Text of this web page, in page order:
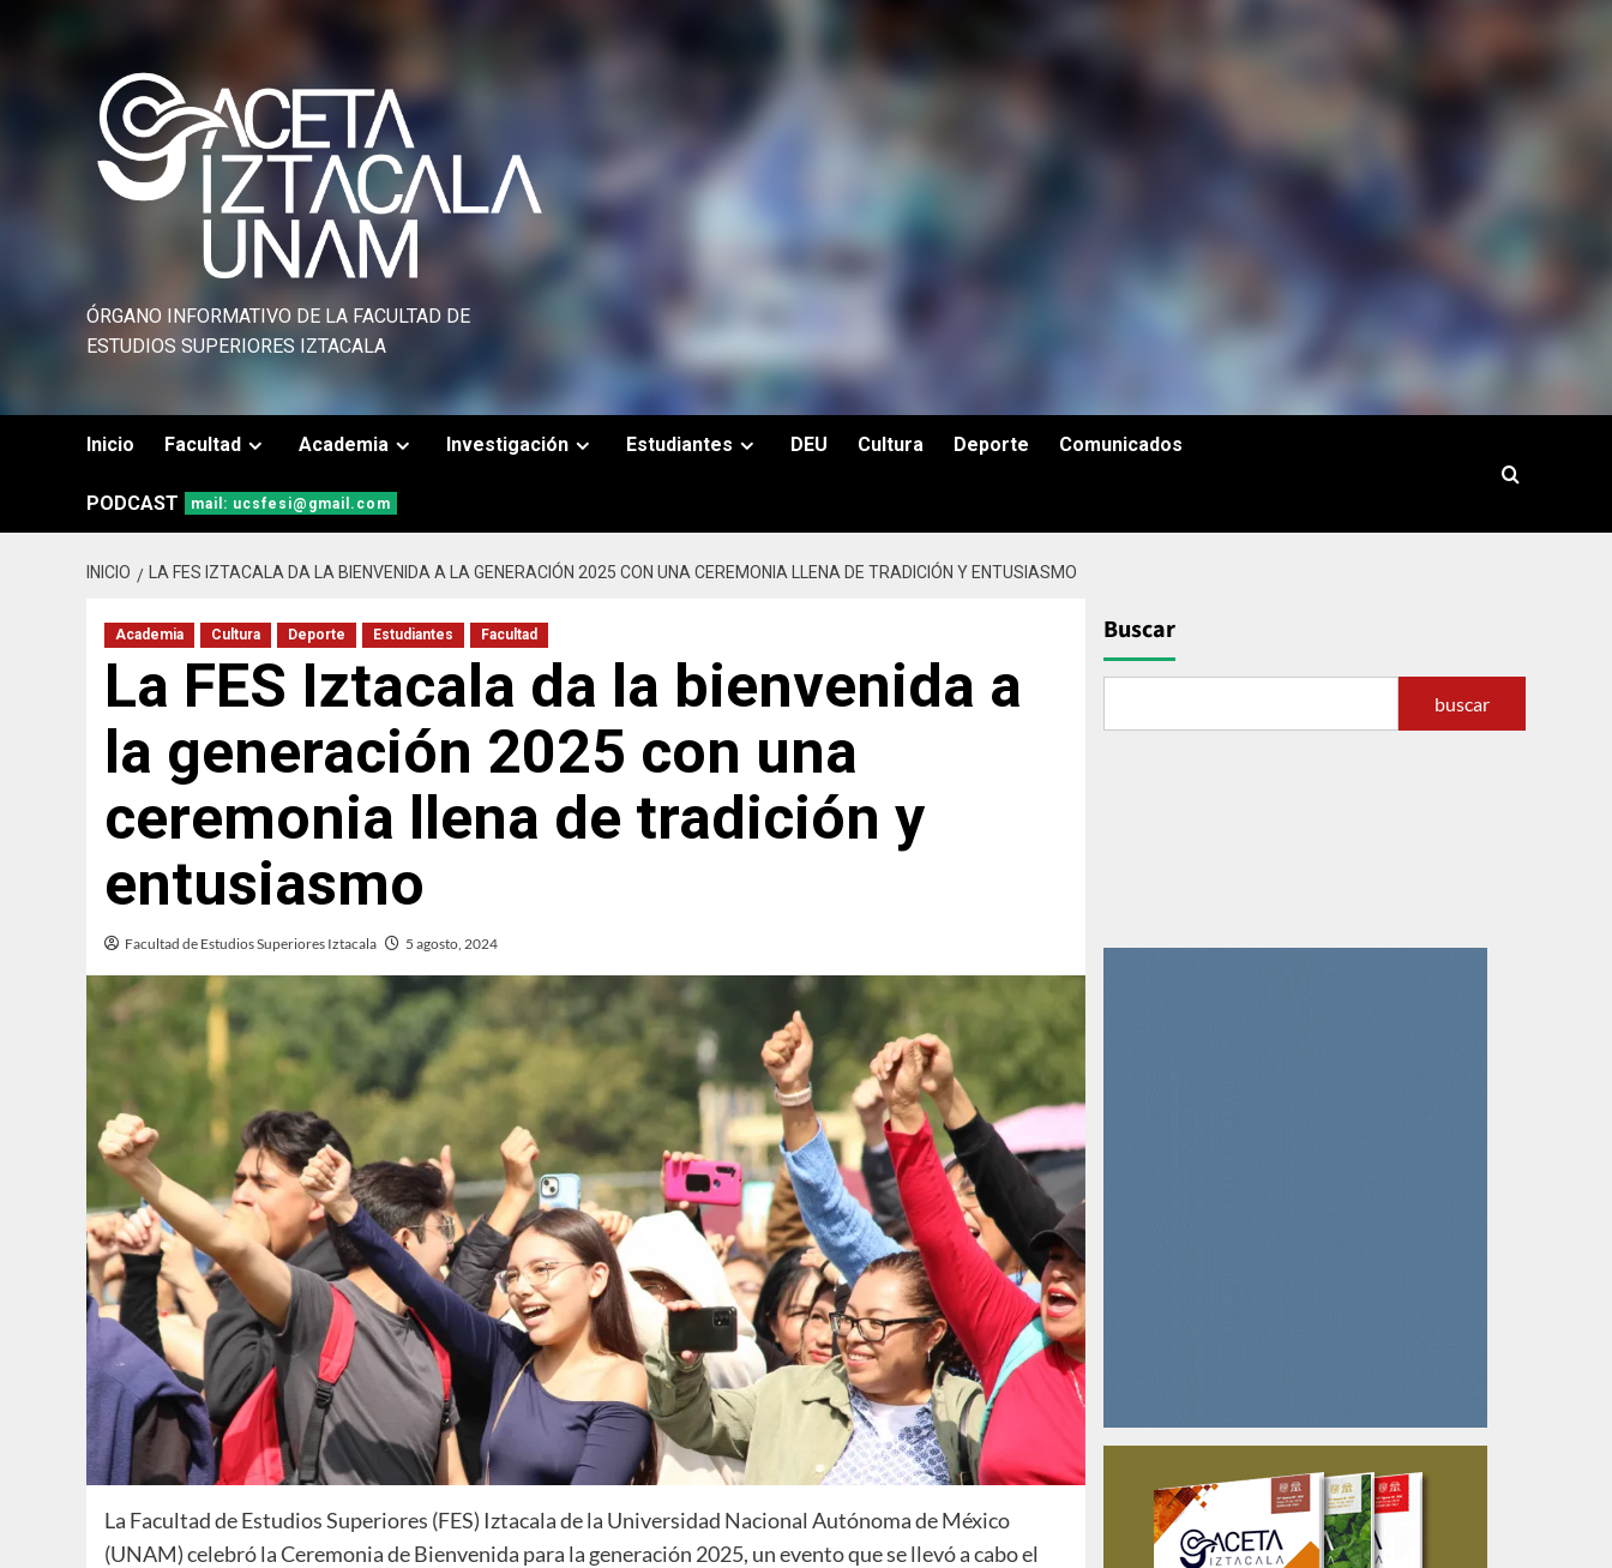
ÓRGANO INFORMATIVO DE LA FACULTAD DE
ESTUDIOS SUPERIORES IZTACALA
Inicio Facultad Academia Investigación Estudiantes DEU Cultura Deporte Comunicados
PODCAST mail: ucsfesi@gmail.com
INICIO LA FES IZTACALA DA LA BIENVENIDA A LA GENERACIÓN 2025 CON UNA CEREMONIA LLENA DE TRADICIÓN Y ENTUSIASMO
Academia Cultura Deporte Estudiantes Facultad
La FES Iztacala da la bienvenida a
la generación 2025 con una
ceremonia llena de tradición y
entusiasmo
Facultad de Estudios Superiores Iztacala 5 agosto, 2024
La Facultad de Estudios Superiores (FES) Iztacala de la Universidad Nacional Autónoma de México
(UNAM) celebró la Ceremonia de Bienvenida para la generación 2025, un evento que se llevó a cabo el
Buscar
buscar